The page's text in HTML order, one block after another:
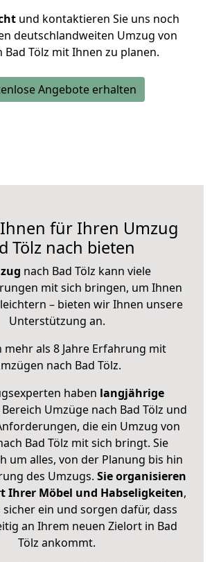
und kontaktieren Sie uns noch
deutschlandweiten Umzug von
Tölz mit Ihnen zu planen.
Angebote erhalten
für Ihren Umzug
Tölz nach bieten
nach Bad Tölz kann viele
mit sich bringen, um Ihnen
– bieten wir Ihnen unsere
Unterstützung an.
mehr als 8 Jahre Erfahrung mit
nach Bad Tölz.
haben langjährige
Umzüge nach Bad Tölz und
die ein Umzug von
Bad Tölz mit sich bringt. Sie
um alles, von der Planung bis hin
des Umzugs. Sie organisieren
Ihrer Möbel und Habseligkeiten,
sicher ein und sorgen dafür, dass
an Ihrem neuen Zielort in Bad
Tölz ankommt.